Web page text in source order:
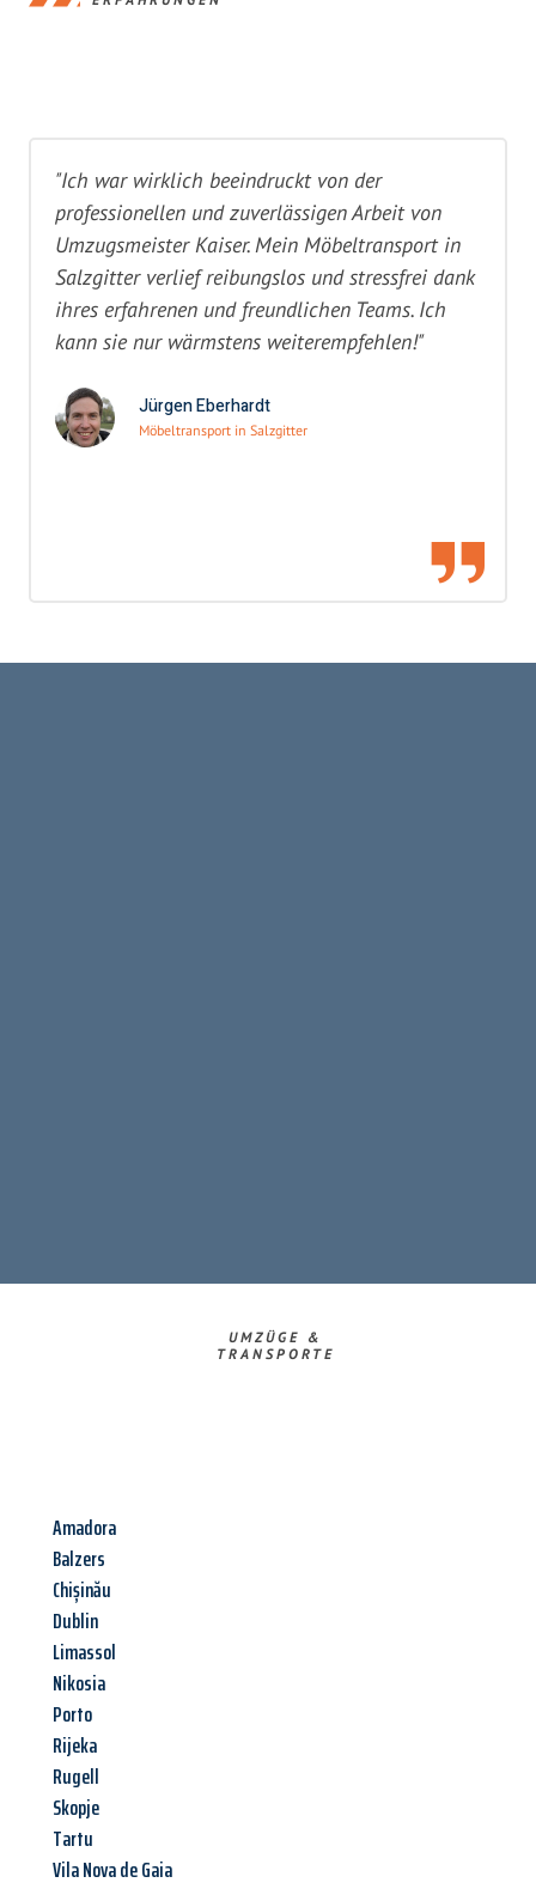
"Ich war wirklich beeindruckt von der
professionellen und zuverlässigen Arbeit von
Umzugsmeister Kaiser. Mein Möbeltransport in
Salzgitter verlief reibungslos und stressfrei dank
ihres erfahrenen und freundlichen Teams. Ich
kann sie nur wärmstens weiterempfehlen!"
Jürgen Eberhardt
Möbeltransport in Salzgitter
UMZÜGE &
TRANSPORTE
Amadora
Balzers
Chișinău
Dublin
Limassol
Nikosia
Porto
Rijeka
Rugell
Skopje
Tartu
Vila Nova de Gaia